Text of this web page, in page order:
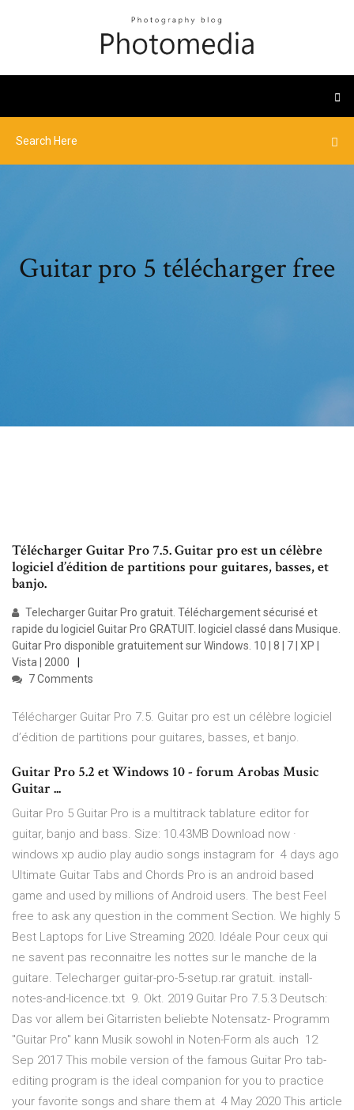
Guitar pro 5 télécharger free
Télécharger Guitar Pro 7.5. Guitar pro est un célèbre
logiciel d’édition de partitions pour guitares, basses, et
banjo.
Telecharger Guitar Pro gratuit. Téléchargement sécurisé et
rapide du logiciel Guitar Pro GRATUIT. logiciel classé dans Musique.
Guitar Pro disponible gratuitement sur Windows. 10 | 8 | 7 | XP |
Vista | 2000
7 Comments
Télécharger Guitar Pro 7.5. Guitar pro est un célèbre logiciel
d’édition de partitions pour guitares, basses, et banjo.
Guitar Pro 5.2 et Windows 10 - forum Arobas Music
Guitar ...
Guitar Pro 5 Guitar Pro is a multitrack tablature editor for
guitar, banjo and bass. Size: 10.43MB Download now ·
windows xp audio play audio songs instagram for 4 days ago
Ultimate Guitar Tabs and Chords Pro is an android based
game and used by millions of Android users. The best Feel
free to ask any question in the comment Section. We highly 5
Best Laptops for Live Streaming 2020. Idéale Pour ceux qui
ne savent pas reconnaitre les nottes sur le manche de la
guitare. Telecharger guitar-pro-5-setup.rar gratuit. install-
notes-and-licence.txt 9. Okt. 2019 Guitar Pro 7.5.3 Deutsch:
Das vor allem bei Gitarristen beliebte Notensatz- Programm
"Guitar Pro" kann Musik sowohl in Noten-Form als auch 12
Sep 2017 This mobile version of the famous Guitar Pro tab-
editing program is the ideal companion for you to practice
your favorite songs and share them at 4 May 2020 This article